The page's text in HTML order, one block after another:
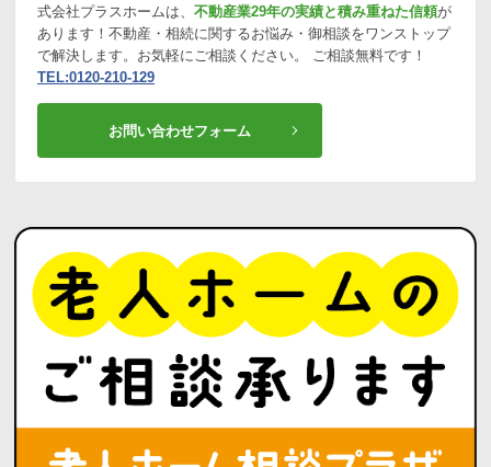
式会社プラスホームは、 不動産業29年の実績と積み重ねた信頼が
あります！不動産・相続に関するお悩み・御相談をワンストップ
で解決します。お気軽にご相談ください。 ご相談無料です！
TEL:0120-210-129
お問い合わせフォーム